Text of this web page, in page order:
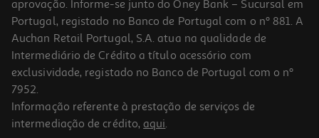
Spray Nicorette Bucomist Bucal Menta 13.2ml
aprovação. Informe-se junto do Oney Bank – Sucursal em
Portugal, registado no Banco de Portugal com o nº 881. A
Auchan Retail Portugal, S.A. atua na qualidade de
Intermediário de Crédito a título acessório com
exclusividade, registado no Banco de Portugal com o nº
7952.
Informação referente à prestação de serviços de
intermediação de crédito, aqui.